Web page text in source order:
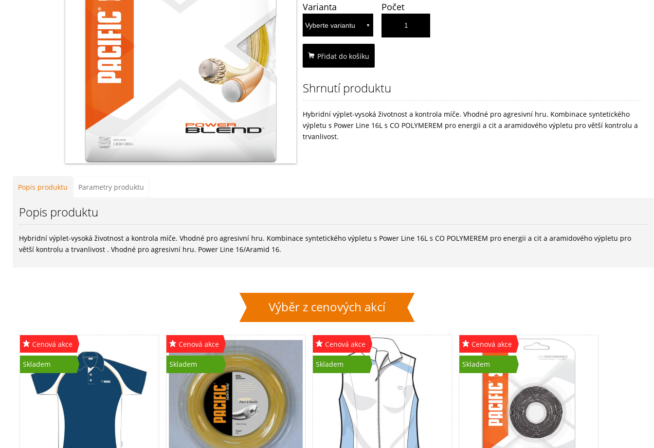
Varianta Počet
Přidat do košíku
Shrnutí produktu
Hybridní výplet-vysoká životnost a kontrola míče. Vhodné pro agresivní hru. Kombinace syntetického
výpletu s Power Line 16L s CO POLYMEREM pro energii a cit a aramidového výpletu pro větší kontrolu a
trvanlivost.
Popis produktu Parametry produktu
Popis produktu
Hybridní výplet-vysoká životnost a kontrola míče. Vhodné pro agresivní hru. Kombinace syntetického výpletu s Power Line 16L s CO POLYMEREM pro energii a cit a aramidového výpletu pro
větší kontrolu a trvanlivost . Vhodné pro agresivní hru. Power Line 16/Aramid 16.
Výběr z cenových akcí
Cenová akce
Skladem
Cenová akce
Skladem
Cenová akce
Skladem
Cenová akce
Skladem